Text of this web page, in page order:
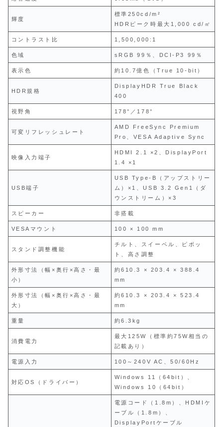
輝度
標準250cd/m²
HDRピーク時最大1,000 cd/㎡
コントラスト比 1,500,000:1
色域 sRGB 99％、DCI‑P3 99％
表示色 約10.7億色（True 10-bit）
HDR規格
DisplayHDR True Black
400
視野角 178°／178°
可変リフレッシュレート
AMD FreeSync Premium
Pro、VESA Adaptive Sync
映像入力端子
HDMI 2.1 ×2、DisplayPort
1.4 ×1
USB端子
USB Type‑B（アップストリー
ム）×1、USB 3.2 Gen1（ダ
ウンストリーム）×3
スピーカー 非搭載
VESAマウント 100 × 100 mm
スタンド調整機能
チルト、スイーベル、ピボッ
ト、高さ調整
外形寸法（幅×奥行×高さ・最
小）
約610.3 × 203.4 × 388.4
mm
外形寸法（幅×奥行×高さ・最
大）
約610.3 × 203.4 × 523.4
mm
重量 約6.3kg
消費電力
最大125W（標準約75W相当の
記載あり）
電源入力 100～240V AC、50/60Hz
対応OS（ドライバー）
Windows 11（64bit）、
Windows 10（64bit）
電源コード（1.8m）、HDMIケ
ーブル（1.8m）、
DisplayPortケーブル